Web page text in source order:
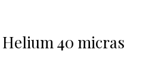
40 micras